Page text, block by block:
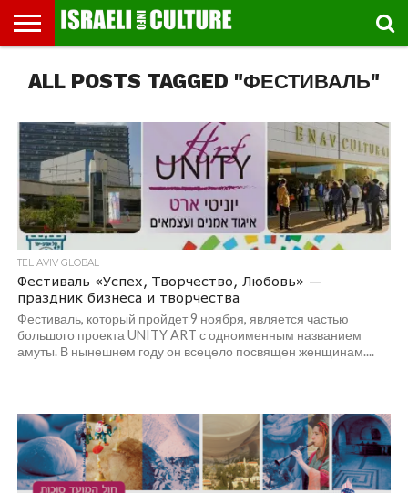
МУЗЕИ
СТРАНА
ФЕСТИВАЛЕЙ
ТЕАТР
КНИГИ.
ТЕКСТЫ
МУЗЫКА
РЕЛИГИЯ/
ИСТОРИЯ
ДВИЖЕНИЕ
ДЕТИ
ВЫХОДНОГО
МАРШРУТЫ
ПРОГУЛЬЩИКА
ВИДЕО-
РЕЧИ
ВПЕЧАТЛЕНИЯ
ВСТРЕЧИ
И
ИНТЕРВЬЮ
КИНО
TEL
AVIV
ALL POSTS TAGGED "ФЕСТИВАЛЬ"
TEL AVIV GLOBAL
Фестиваль «Успех, Творчество, Любовь» —
праздник бизнеса и творчества
Фестиваль, который пройдет 9 ноября, является частью
большого проекта UNITY ART с одноименным названием
амуты. В нынешнем году он всецело посвящен женщинам....